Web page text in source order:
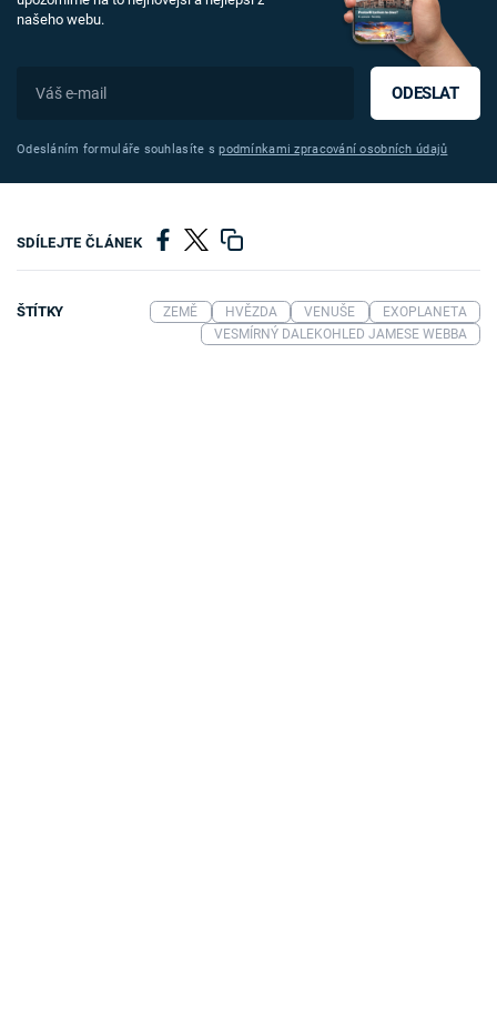
našeho webu.
ODESLAT
Odesláním formuláře souhlasíte spodmínkami zpracování osobních údajů
SDÍLEJTE ČLÁNEK
ŠTÍTKY ZEMĚ HVĚZDA VENUŠE
EXOPLANETA
VESMÍRNÝ DALEKOHLED JAMESE WEBBA